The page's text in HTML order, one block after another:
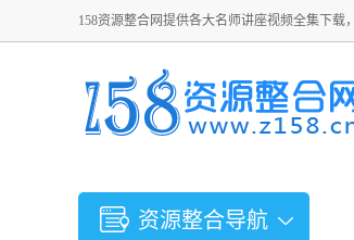
158资源整合网提供各大名师讲座视频全集下载
资源整合导航